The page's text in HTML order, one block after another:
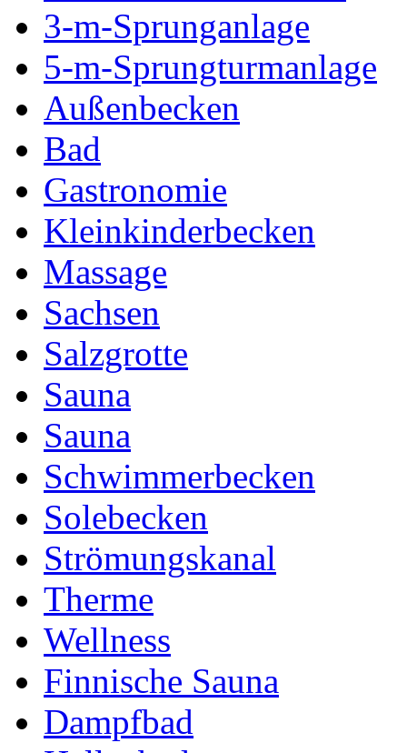
3-m-Sprunganlage
5-m-Sprungturmanlage
Außenbecken
Bad
Gastronomie
Kleinkinderbecken
Massage
Sachsen
Salzgrotte
Sauna
Sauna
Schwimmerbecken
Solebecken
Strömungskanal
Therme
Wellness
Finnische Sauna
Dampfbad